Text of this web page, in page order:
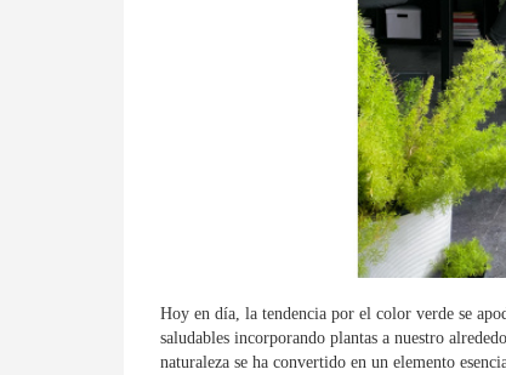
Hoy en día, la tendencia por el color verde se
saludables incorporando plantas a nuestro
naturaleza se ha convertido en un elemento